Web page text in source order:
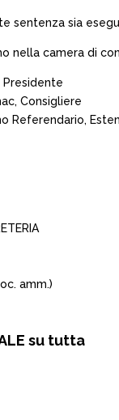
sentenza sia
nella camera di
Presidente
Consigliere
Referendario,
amm.)
su tutta